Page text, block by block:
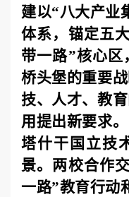
建以“八大产业
体系，锚定五
带一路”核心区
桥头堡的重要
技、人才、教
用提出新要求
塔什干国立技
景。两校合作
一路”教育行动